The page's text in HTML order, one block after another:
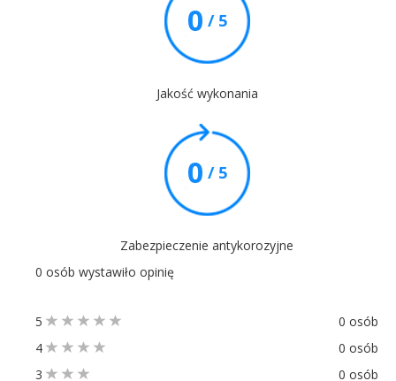
0 / 5
Jakość wykonania
0 / 5
Zabezpieczenie antykorozyjne
0 osób wystawiło opinię
5
0 osób
4
0 osób
3
0 osób